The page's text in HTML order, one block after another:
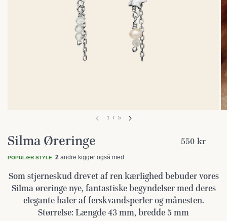
1 / 5
Silma Øreringe 550 kr
POPULÆR STYLE2andre kigger også med
Som stjerneskud drevet af ren kærlighed bebuder vores
Silma øreringe nye, fantastiske begyndelser med deres
elegante haler af ferskvandsperler og månesten.
Størrelse: Længde 43 mm, bredde 5 mm